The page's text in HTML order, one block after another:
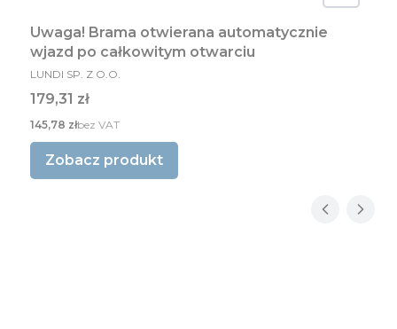
Uwaga! Brama otwierana automatycznie
wjazd po całkowitym otwarciu
PRODUCENT
LUNDI SP. Z O.O.
Cena
179,31 zł
Cena
145,78 złbez VAT
Zobacz produkt